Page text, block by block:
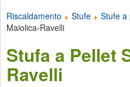
Riscaldamento Stufe Stufe a
Maiolica-Ravelli
Stufa a Pellet
Ravelli